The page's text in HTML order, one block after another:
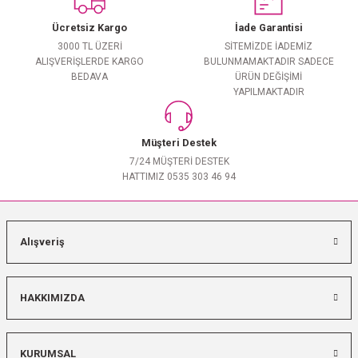
Ücretsiz Kargo
3000 TL ÜZERİ
ALIŞVERİŞLERDE KARGO
BEDAVA
İade Garantisi
SİTEMİZDE İADEMİZ
BULUNMAMAKTADIR SADECE
ÜRÜN DEĞİŞİMİ
YAPILMAKTADIR
Müşteri Destek
7/24 MÜŞTERİ DESTEK
HATTIMIZ 0535 303 46 94
Alışveriş
HAKKIMIZDA
KURUMSAL